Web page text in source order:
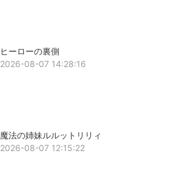
ヒーローの裏側
2026-08-07 14:28:16
魔法の姉妹ルルットリリィ
2026-08-07 12:15:22